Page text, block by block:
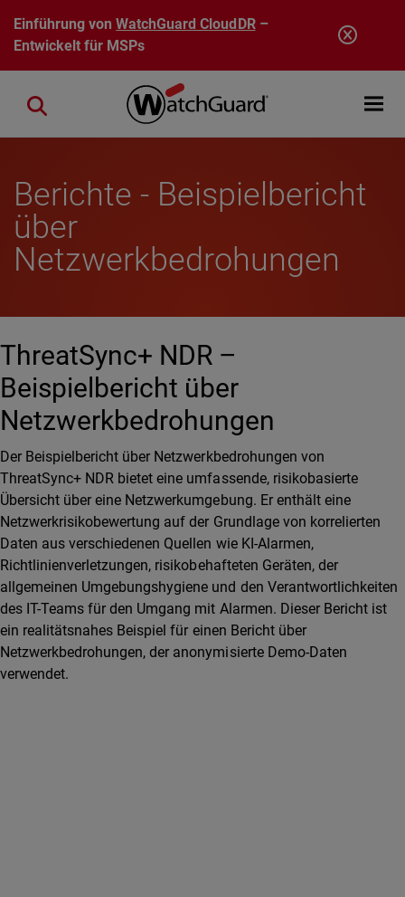
Direkt zum Inhalt
Einführung vonWatchGuard CloudDR–
Entwickelt für MSPs
Open
Close search
Berichte - Beispielbericht
über
Netzwerkbedrohungen
ThreatSync+ NDR –
Beispielbericht über
Netzwerkbedrohungen
Der Beispielbericht über Netzwerkbedrohungen von
ThreatSync+ NDR bietet eine umfassende, risikobasierte
Übersicht über eine Netzwerkumgebung. Er enthält eine
Netzwerkrisikobewertung auf der Grundlage von korrelierten
Daten aus verschiedenen Quellen wie KI-Alarmen,
Richtlinienverletzungen, risikobehafteten Geräten, der
allgemeinen Umgebungshygiene und den Verantwortlichkeiten
des IT-Teams für den Umgang mit Alarmen. Dieser Bericht ist
ein realitätsnahes Beispiel für einen Bericht über
Netzwerkbedrohungen, der anonymisierte Demo-Daten
verwendet.